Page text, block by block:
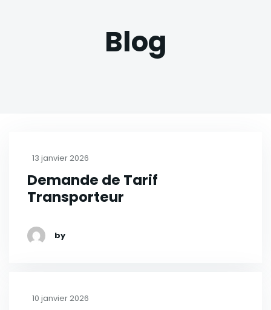
Blog
13 janvier 2026
Demande de Tarif
Transporteur
by
10 janvier 2026